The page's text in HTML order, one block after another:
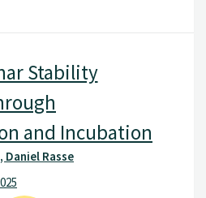
Stability
and Incubation
Daniel Rasse